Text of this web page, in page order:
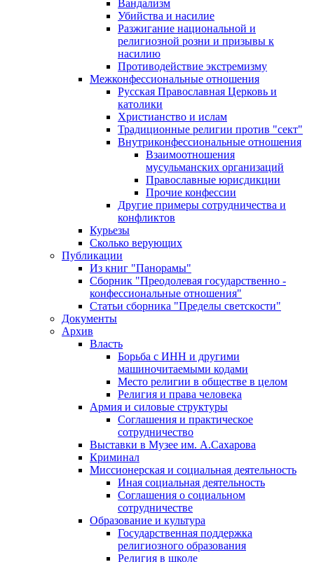
Вандализм
Убийства и насилие
Разжигание национальной и
религиозной розни и призывы к
насилию
Противодействие экстремизму
Межконфессиональные отношения
Русская Православная Церковь и
католики
Христианство и ислам
Традиционные религии против "сект"
Внутриконфессиональные отношения
Взаимоотношения
мусульманских организаций
Православные юрисдикции
Прочие конфессии
Другие примеры сотрудничества и
конфликтов
Курьезы
Сколько верующих
Публикации
Из книг "Панорамы"
Сборник "Преодолевая государственно -
конфессиональные отношения"
Статьи сборника "Пределы светскости"
Документы
Архив
Власть
Борьба с ИНН и другими
машиночитаемыми кодами
Место религии в обществе в целом
Религия и права человека
Армия и силовые структуры
Соглашения и практическое
сотрудничество
Выставки в Музее им. А.Сахарова
Криминал
Миссионерская и социальная деятельность
Иная социальная деятельность
Соглашения о социальном
сотрудничестве
Образование и культура
Государственная поддержка
религиозного образования
Религия в школе